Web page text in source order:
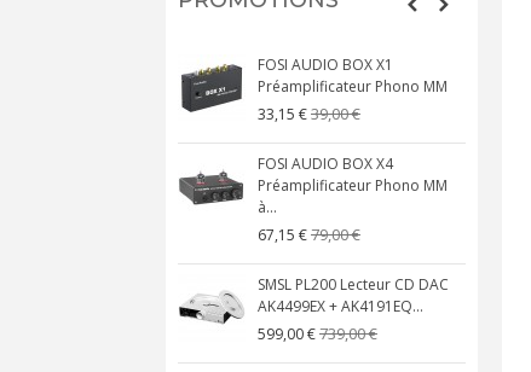
FOSI AUDIO BOX X1
Préamplificateur Phono MM
33,15 €39,00 €
FOSI AUDIO BOX X4
Préamplificateur Phono MM
à...
67,15 €79,00 €
SMSL PL200 Lecteur CD DAC
AK4499EX + AK4191EQ...
599,00 €739,00 €